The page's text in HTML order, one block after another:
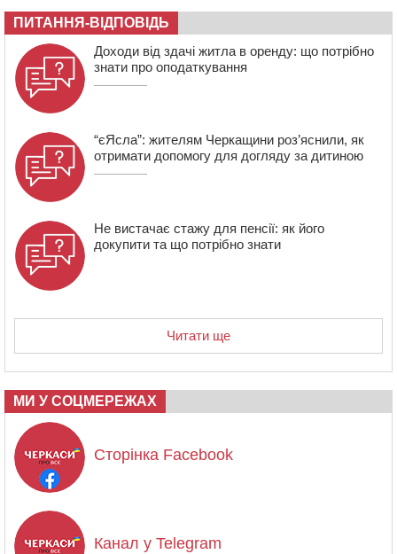
670 тис грн штрафу за незаконні зміни до договору
08:20 Обрано претендента на посаду директора
Мокрокалигірського психоневрологічного інтернату
ПИТАННЯ-ВІДПОВІДЬ
Доходи від здачі житла в оренду: що потрібно
знати про оподаткування
“єЯсла”: жителям Черкащини роз’яснили, як
отримати допомогу для догляду за дитиною
Не вистачає стажу для пенсії: як його
докупити та що потрібно знати
Читати ще
МИ У СОЦМЕРЕЖАХ
Сторінка Facebook
Канал у Telegram